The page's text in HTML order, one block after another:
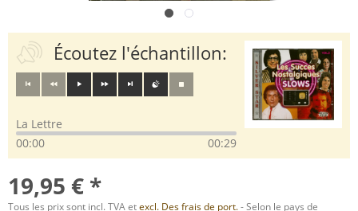
Écoutez l'échantillon:
La Lettre
00:00
00:29
19,95 € *
Tous les prix sont incl. TVA etexcl. Des frais de port.- Selon le pays de